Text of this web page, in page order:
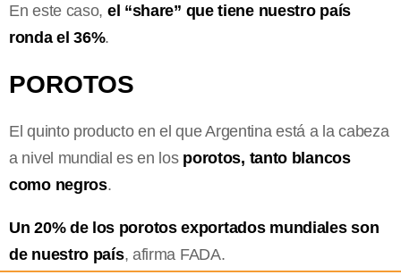
En este caso, el “share” que tiene nuestro país
ronda el 36%.
POROTOS
El quinto producto en el que Argentina está a la cabeza
a nivel mundial es en los porotos, tanto blancos
como negros.
Un 20% de los porotos exportados mundiales son
de nuestro país, afirma FADA.